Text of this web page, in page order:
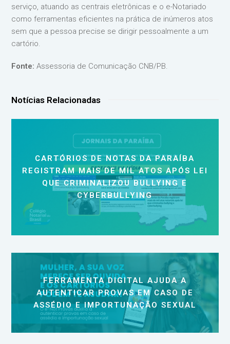
serviço, atuando as centrais eletrônicas e o e-Notariado
como ferramentas eficientes na prática de inúmeros atos
sem que a pessoa precise se dirigir pessoalmente a um
cartório.
Fonte:Assessoria de Comunicação CNB/PB.
Notícias Relacionadas
CARTÓRIOS DE NOTAS DA PARAÍBA
REGISTRAM MAIS DE MIL ATOS APÓS LEI
QUE CRIMINALIZOU BULLYING E
CYBERBULLYING
FERRAMENTA DIGITAL AJUDA A
AUTENTICAR PROVAS EM CASO DE
ASSÉDIO E IMPORTUNAÇÃO SEXUAL